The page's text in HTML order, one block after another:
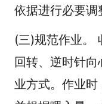
依据进行必要调
(三)规范作业。
回转、逆时针
业方式。作业时